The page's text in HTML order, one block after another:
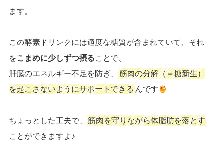
ます。
この酵素ドリンクには適度な糖質が含まれていて、それ
をこまめに少しずつ摂ることで、
肝臓のエネルギー不足を防ぎ、
筋肉の分解（＝糖新生）
を起こさないようにサポートできるんです
ちょっとした工夫で、
筋肉を守りながら体脂肪を落とす
ことができますよ♪